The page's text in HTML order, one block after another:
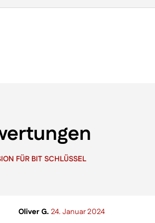
FÜR BIT SCHLÜSSEL
Oliver G.24. Januar 2024